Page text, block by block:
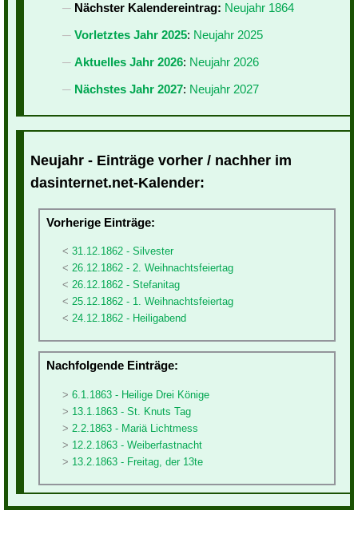
Nächster Kalendereintrag: Neujahr 1864
Vorletztes Jahr 2025: Neujahr 2025
Aktuelles Jahr 2026: Neujahr 2026
Nächstes Jahr 2027: Neujahr 2027
Neujahr - Einträge vorher / nachher im
dasinternet.net-Kalender:
Vorherige Einträge:
31.12.1862 - Silvester
26.12.1862 - 2. Weihnachtsfeiertag
26.12.1862 - Stefanitag
25.12.1862 - 1. Weihnachtsfeiertag
24.12.1862 - Heiligabend
Nachfolgende Einträge:
6.1.1863 - Heilige Drei Könige
13.1.1863 - St. Knuts Tag
2.2.1863 - Mariä Lichtmess
12.2.1863 - Weiberfastnacht
13.2.1863 - Freitag, der 13te